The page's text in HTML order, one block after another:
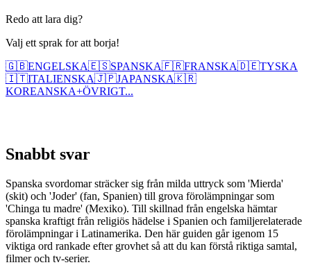
Redo att lara dig?
Valj ett sprak for att borja!
🇬🇧ENGELSKA🇪🇸SPANSKA🇫🇷FRANSKA🇩🇪TYSKA
🇮🇹ITALIENSKA🇯🇵JAPANSKA🇰🇷
KOREANSKA+ÖVRIGT...
Snabbt svar
Spanska svordomar sträcker sig från milda uttryck som 'Mierda'
(skit) och 'Joder' (fan, Spanien) till grova förolämpningar som
'Chinga tu madre' (Mexiko). Till skillnad från engelska hämtar
spanska kraftigt från religiös hädelse i Spanien och familjerelaterade
förolämpningar i Latinamerika. Den här guiden går igenom 15
viktiga ord rankade efter grovhet så att du kan förstå riktiga samtal,
filmer och tv-serier.